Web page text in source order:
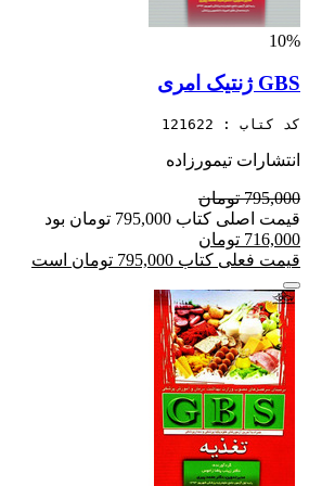
10%
GBS ژنتیک امری
کد کتاب : 121622
انتشارات تیمورزاده
795,000 تومان
قیمت اصلی کتاب 795,000 تومان بود
716,000 تومان
قیمت فعلی کتاب 795,000 تومان است